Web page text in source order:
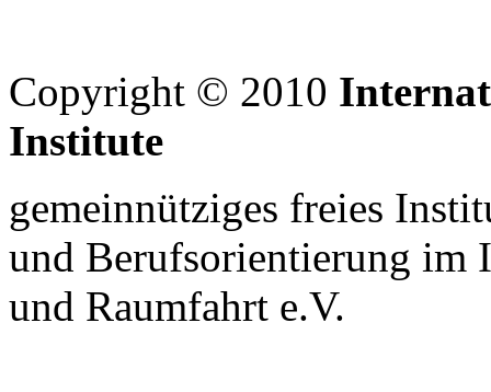
Copyright © 2010
Institute
gemeinnütziges freies
und Berufsorientierung im
und Raumfahrt e.V.